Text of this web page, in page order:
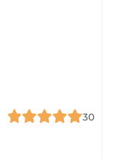
30